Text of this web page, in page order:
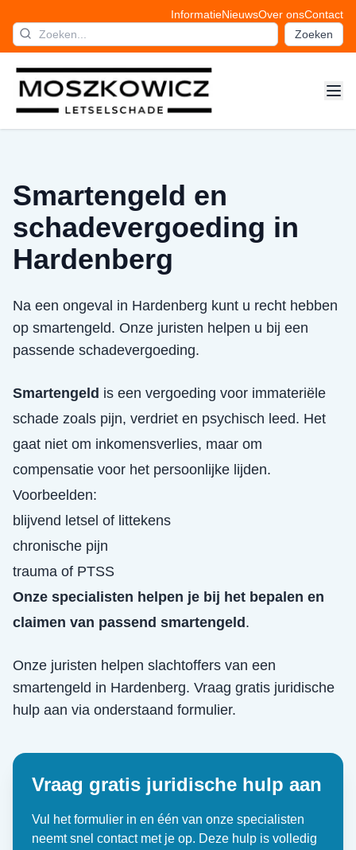
InformatieNieuwsOver onsContact
Zoeken
Smartengeld en
schadevergoeding in
Hardenberg
Na een ongeval in Hardenberg kunt u recht hebben
op smartengeld. Onze juristen helpen u bij een
passende schadevergoeding.
Smartengeld is een vergoeding voor immateriële
schade zoals pijn, verdriet en psychisch leed. Het
gaat niet om inkomensverlies, maar om
compensatie voor het persoonlijke lijden.
Voorbeelden:
blijvend letsel of littekens
chronische pijn
trauma of PTSS
Onze specialisten helpen je bij het bepalen en
claimen van passend smartengeld .
Onze juristen helpen slachtoffers van een
smartengeld in Hardenberg. Vraag gratis juridische
hulp aan via onderstaand formulier.
Vraag gratis juridische hulp aan
Vul het formulier in en één van onze specialisten
neemt snel contact met je op. Deze hulp is volledig